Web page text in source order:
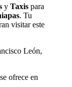
y Taxis para
. Tu
visitar este
León,
ofrece en